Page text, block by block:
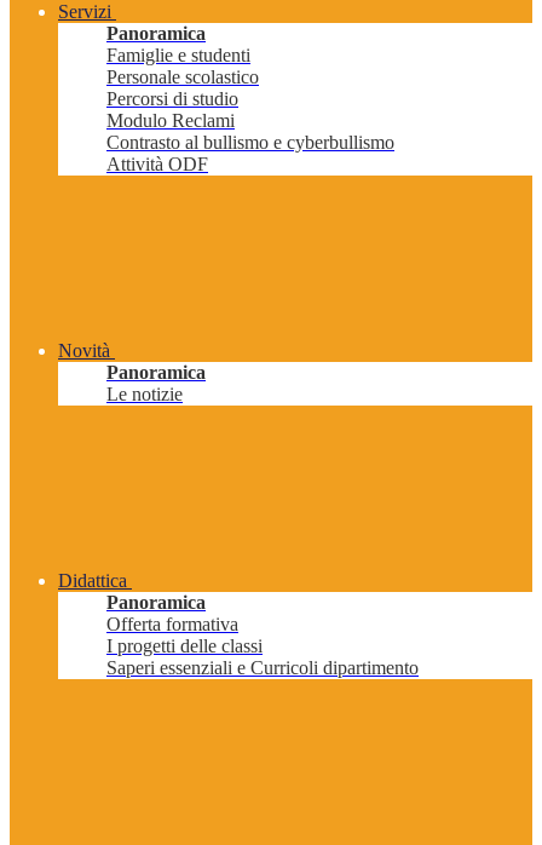
Servizi
Panoramica
Famiglie e studenti
Personale scolastico
Percorsi di studio
Modulo Reclami
Contrasto al bullismo e cyberbullismo
Attività ODF
Novità
Panoramica
Le notizie
Didattica
Panoramica
Offerta formativa
I progetti delle classi
Saperi essenziali e Curricoli dipartimento